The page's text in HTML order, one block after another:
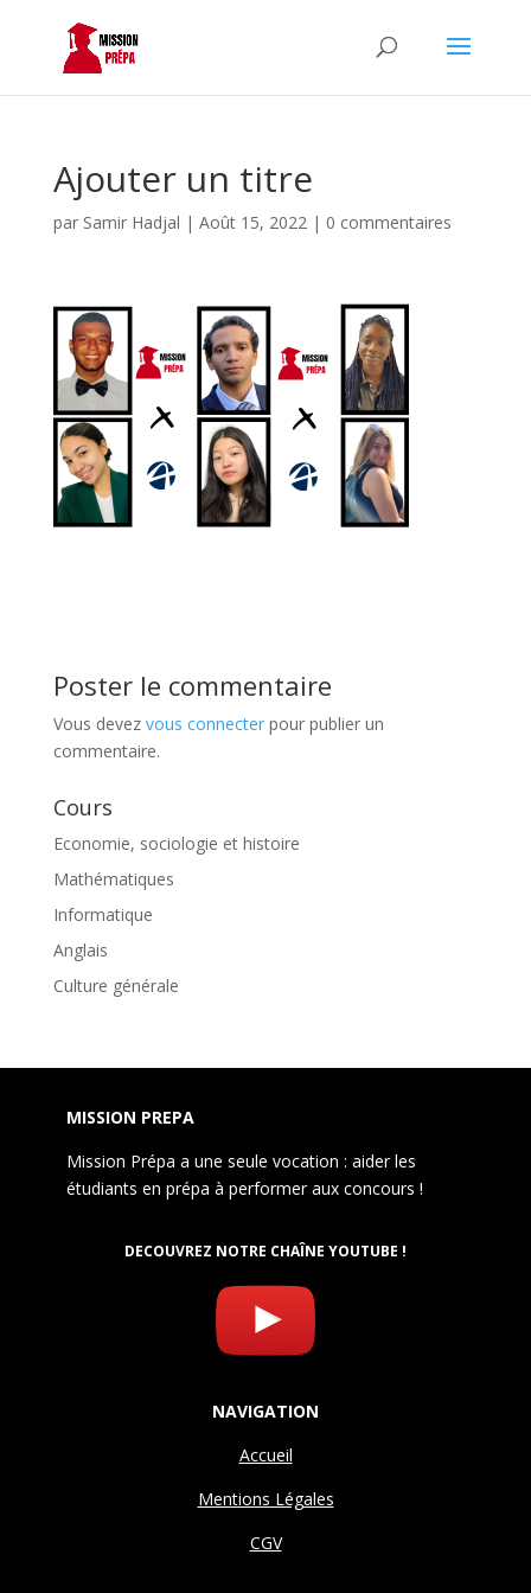
Ajouter un titre
par Samir Hadjal | Août 15, 2022| 0 commentaires
Poster le commentaire
Vous devez vous connecterpour publier un
commentaire.
Cours
Economie, sociologie et histoire
Mathématiques
Informatique
Anglais
Culture générale
MISSION PREPA
Mission Prépa a une seule vocation : aider les
étudiants en prépa à performer aux concours !
DECOUVREZ NOTRE CHAÎNE YOUTUBE !
NAVIGATION
Accueil
Mentions Légales
CGV